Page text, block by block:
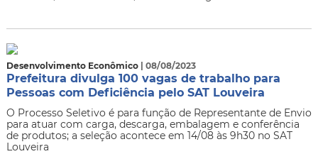
Desenvolvimento Econômico | 08/08/2023
Prefeitura divulga 100 vagas de trabalho para
Pessoas com Deficiência pelo SAT Louveira
​O Processo Seletivo é para função de Representante de Envio
para atuar com carga, descarga, embalagem e conferência
de produtos; a seleção acontece em 14/08 às 9h30 no SAT
Louveira